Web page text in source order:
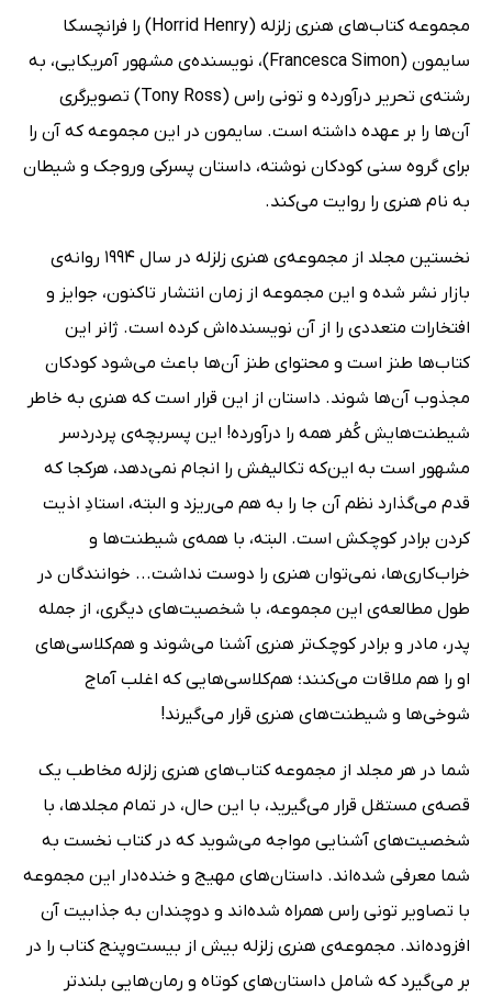
مجموعه کتاب‌های هنری زلزله (Horrid Henry) را فرانچسکا
سایمون (Francesca Simon)، نویسنده‌ی مشهور آمریکایی، به
رشته‌ی تحریر درآورده و تونی راس (Tony Ross) تصویرگری
آن‌ها را بر عهده داشته است. سایمون در این مجموعه‌ که آن را
برای گروه سنی کودکان نوشته، داستان پسرکی وروجک و شیطان
به نام هنری را روایت می‌کند.
نخستین مجلد از مجموعه‌ی هنری زلزله در سال 1994 روانه‌ی
بازار نشر شده و این مجموعه از زمان انتشار تاکنون، جوایز و
افتخارات متعددی را از آن نویسنده‌اش کرده است. ژانر این
کتاب‌ها طنز است و محتوای طنز آن‌ها باعث می‌شود کودکان
مجذوب آن‌ها شوند. داستان از این قرار است که هنری به خاطر
شیطنت‌هایش کُفر همه را درآورده! این پسربچه‌ی پردردسر
مشهور است به این‌که تکالیفش را انجام نمی‌دهد، هرکجا که
قدم می‌گذارد نظم آن جا را به هم می‌ریزد و البته، استادِ اذیت
کردن برادر کوچکش است. البته، با همه‌ی شیطنت‌ها و
خراب‌کاری‌ها، نمی‌توان هنری را دوست نداشت... خوانندگان در
طول مطالعه‌ی این مجموعه، با شخصیت‌های دیگری، از جمله
پدر، مادر و برادر کوچک‌تر هنری آشنا می‌شوند و هم‌کلاسی‌های
او را هم ملاقات می‌کنند؛ هم‌کلاسی‌هایی که اغلب آماج
شوخی‌ها و شیطنت‌های هنری قرار می‌گیرند!
شما در هر مجلد از مجموعه کتاب‌های هنری زلزله مخاطب یک
قصه‌ی مستقل قرار می‌گیرید، با این حال، در تمام مجلدها، با
شخصیت‌های آشنایی مواجه می‌شوید که در کتاب نخست به
شما معرفی شده‌اند. داستان‌های مهیج و خنده‌دار این مجموعه
با تصاویر تونی راس همراه شده‌اند و دوچندان به جذابیت آن
افزوده‌اند. مجموعه‌ی هنری زلزله بیش از بیست‌وپنج کتاب را در
بر می‌گیرد که شامل داستان‌های کوتاه و رمان‌هایی بلندتر